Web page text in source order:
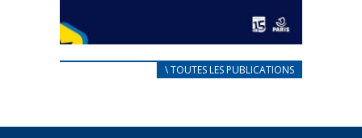
CARNET D’ACCUEIL
Afin d’accompagner au mieux les réfugiés
\ TOUTES LES PUBLICATIONS